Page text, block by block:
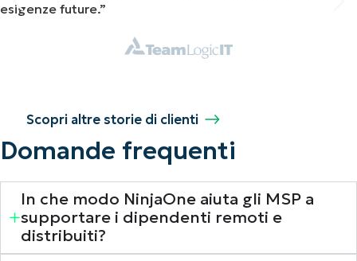
esigenze future.”
Scopri altre storie di clienti
Domande frequenti
In che modo NinjaOne aiuta gli MSP a
supportare i dipendenti remoti e
distribuiti?